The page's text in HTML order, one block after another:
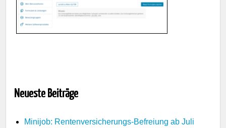
Neueste Beiträge
Minijob: Rentenversicherungs-Befreiung ab Juli